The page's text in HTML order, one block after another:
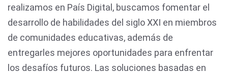
realizamos en País Digital, buscamos fomentar el
desarrollo de habilidades del siglo XXI en miembros
de comunidades educativas, además de
entregarles mejores oportunidades para enfrentar
los desafíos futuros. Las soluciones basadas en